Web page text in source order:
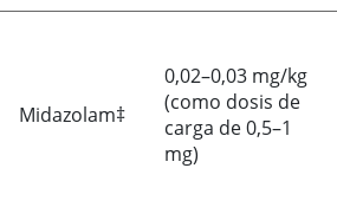
Midazolam‡
0,02–0,03 mg/kg
(como dosis de
carga de 0,5–1
mg)